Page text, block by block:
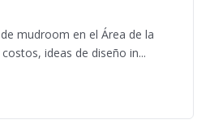
mudroom en el Área de la
ideas de diseño in...